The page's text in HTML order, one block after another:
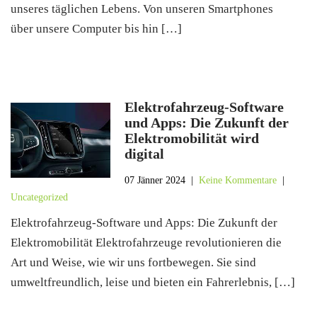
unseres täglichen Lebens. Von unseren Smartphones
über unsere Computer bis hin […]
Elektrofahrzeug-Software
und Apps: Die Zukunft der
Elektromobilität wird
digital
07 Jänner 2024 |Keine Kommentare
Uncategorized
Elektrofahrzeug-Software und Apps: Die Zukunft der
Elektromobilität Elektrofahrzeuge revolutionieren die
Art und Weise, wie wir uns fortbewegen. Sie sind
umweltfreundlich, leise und bieten ein Fahrerlebnis, […]